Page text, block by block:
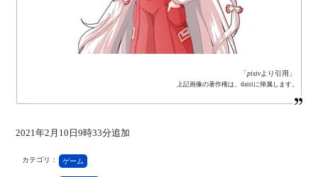
「pixivより引用」
上記画像の著作権は、dairiに帰属します。
2021年2月10日9時33分追加
カテゴリ： ゲーム